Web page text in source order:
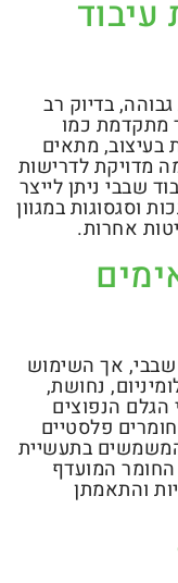
בדיוק רב
מתקדמת כמו
בעיצוב, מתאים
מדויקת לדרישות
שבבי ניתן לייצר
וסגסוגות במגוון
אחרות.
שבבי, אך השימוש
נחושת,
הגלם הנפוצים
פלסטיים
בתעשיית
המועדף
והתאמתן